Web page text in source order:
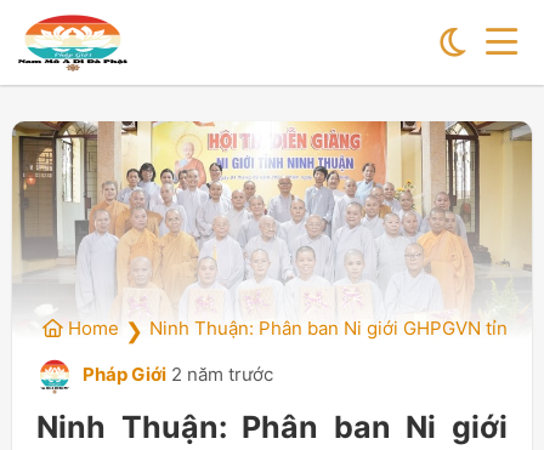
Home ❯ Ninh Thuận: Phân ban Ni giới GHPGVN tỉnh
Pháp Giới 2 năm trước
Ninh Thuận: Phân ban Ni giới